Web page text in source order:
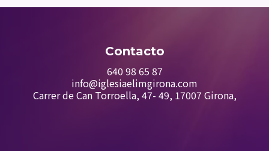
Contacto
640 98 65 87
info@iglesiaelimgirona.com
Carrer de Can Torroella, 47- 49, 17007 Girona,